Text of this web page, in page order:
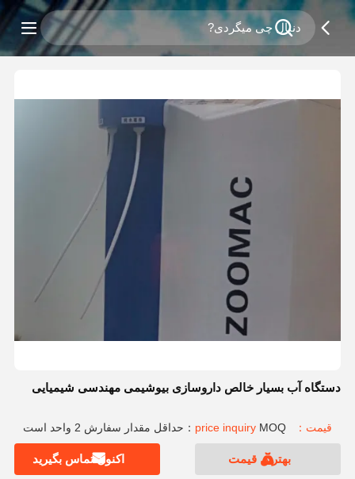
دستگاه آب بسیار خالص داروسازی بیوشیمی مهندسی شیمیایی
قیمت：price inquiry MOQ：حداقل مقدار سفارش 2 واحد است
بهترین قیمت اکنون تماس بگیرید